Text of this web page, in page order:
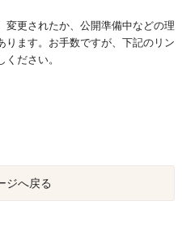
変更されたか、公開準備中などの理
ります。お手数ですが、下記のリン
ください。
ジへ戻る